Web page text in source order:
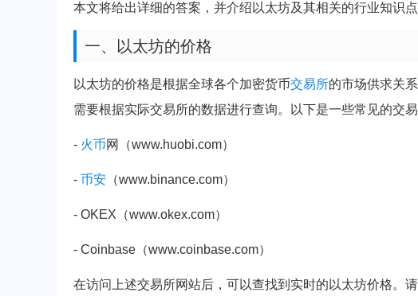
本文将给出详细的答案，并介绍以太坊及其相关的行业知识点
一、以太坊的价格
以太坊的价格是根据全球各个加密货币交易所的市场供求关
需要根据实际交易所的数据进行查询。以下是一些常见的交易
- 火币网（www.huobi.com）
- 币安 （www.binance.com）
- OKEX（www.okex.com）
- Coinbase（www.coinbase.com）
在访问上述交易所网站后，可以查找到实时的以太坊价格。